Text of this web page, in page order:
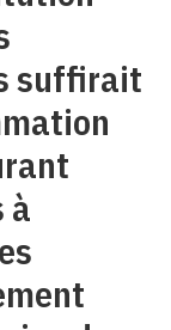
suffirait
à